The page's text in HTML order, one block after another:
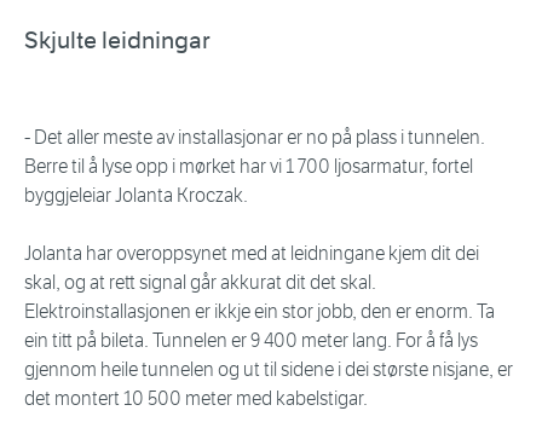
Skjulte leidningar
- Det aller meste av installasjonar er no på plass i tunnelen.
Berre til å lyse opp i mørket har vi 1 700 ljosarmatur, fortel
byggjeleiar Jolanta Kroczak.
Jolanta har overoppsynet med at leidningane kjem dit dei
skal, og at rett signal går akkurat dit det skal.
Elektroinstallasjonen er ikkje ein stor jobb, den er enorm. Ta
ein titt på bileta. Tunnelen er 9 400 meter lang. For å få lys
gjennom heile tunnelen og ut til sidene i dei største nisjane, er
det montert 10 500 meter med kabelstigar.